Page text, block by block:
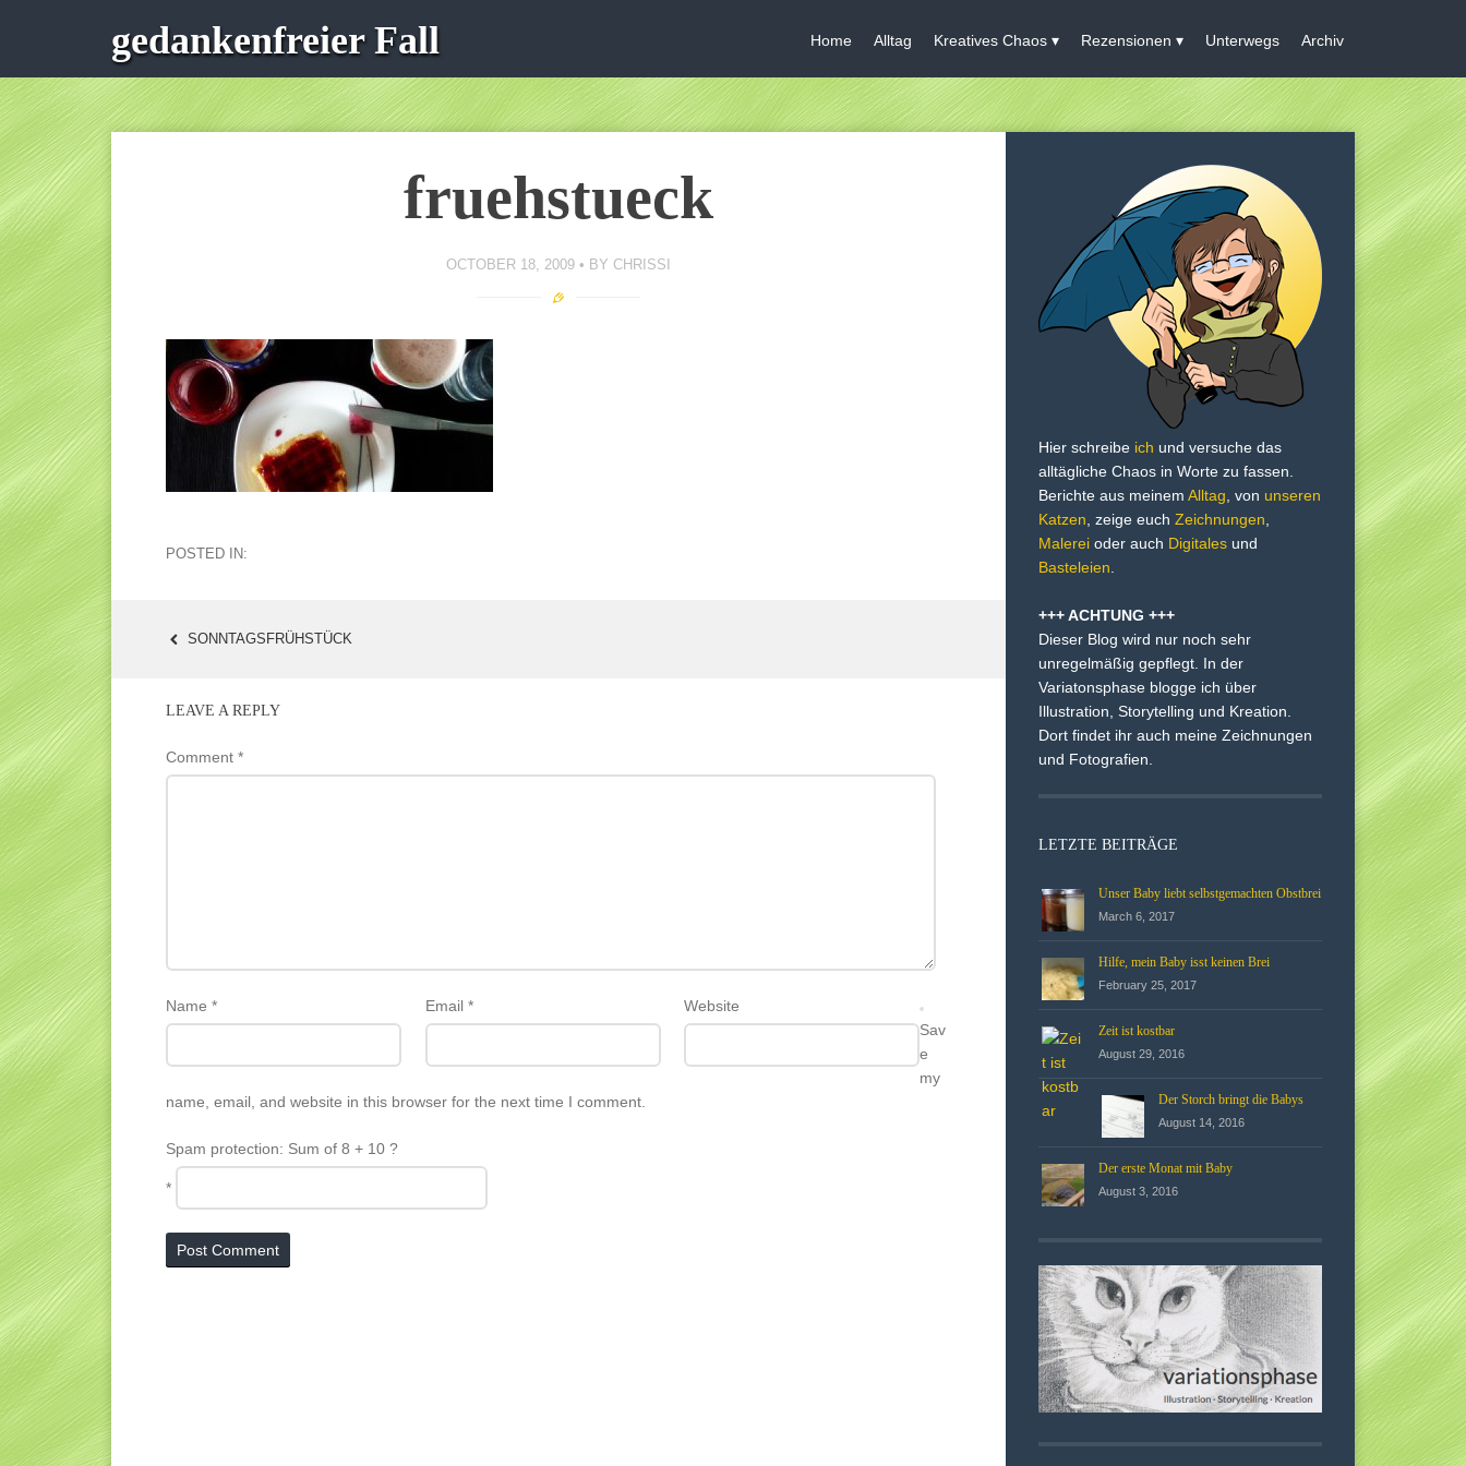
gedankenfreier Fall Home Alltag Kreatives Chaos Rezensionen Unterwegs Archiv
fruehstueck
OCTOBER 18, 2009 BY CHRISSI
POSTED IN:
POST
SONNTAGSFRÜHSTÜCK
LEAVE A REPLY
Comment *
Name * Email *
Website
Sav
e
my
name, email, and website in this browser for the next time I comment.
Spam protection: Sum of 8 + 10 ?
*
Hier schreibe ich und versuche das
alltägliche Chaos in Worte zu fassen.
Berichte aus meinem Alltag , von unseren
Katzen , zeige euch Zeichnungen
Malerei oder auch Digitales und
Basteleien
+++ ACHTUNG +++
Dieser Blog wird nur noch sehr
unregelmäßig gepflegt. In der
Variatonsphase blogge ich über
Illustration, Storytelling und Kreation.
Dort findet ihr auch meine Zeichnungen
und Fotografien.
LETZTE BEITRÄGE
Unser Baby liebt selbstgemachten Obstbrei
March 6, 2017
Hilfe, mein Baby isst keinen Brei
February 25, 2017
Zeit ist kostbar
August 29, 2016
Der Storch bringt die Babys
August 14, 2016
Der erste Monat mit Baby
August 3, 2016